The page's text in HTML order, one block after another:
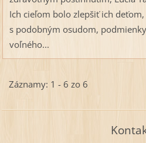
Ich cieľom bolo zlepšiť ich
s podobným osudom,
voľného...
Záznamy: 1 - 6 zo 6